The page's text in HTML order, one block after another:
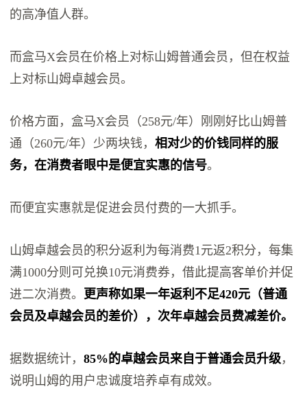
的高净值人群。
而盒马X会员在价格上对标山姆普通会员，但在权益
上对标山姆卓越会员。
价格方面，盒马X会员（258元/年）刚刚好比山姆普
通（260元/年）少两块钱，相对少的价钱同样的服
务，在消费者眼中是便宜实惠的信号。
而便宜实惠就是促进会员付费的一大抓手。
山姆卓越会员的积分返利为每消费1元返2积分，每集
满1000分则可兑换10元消费券，借此提高客单价并促
进二次消费。 更声称如果一年返利不足420元（普通
会员及卓越会员的差价），次年卓越会员费减差价。
据数据统计，85%的卓越会员来自于普通会员升级，
说明山姆的用户忠诚度培养卓有成效。